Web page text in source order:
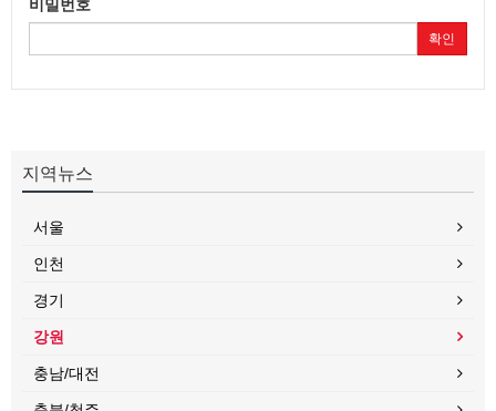
비밀번호
확인
지역뉴스
서울
인천
경기
강원
충남/대전